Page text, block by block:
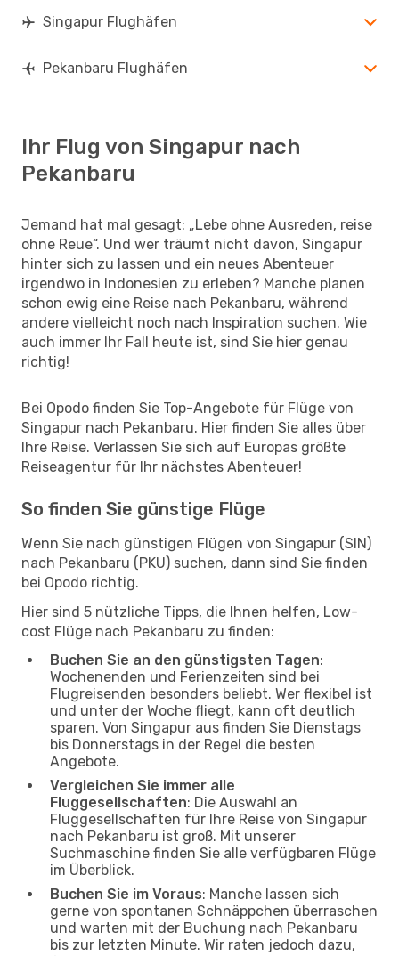
Singapur Flughäfen
Pekanbaru Flughäfen
Ihr Flug von Singapur nach
Pekanbaru
Jemand hat mal gesagt: „Lebe ohne Ausreden, reise
ohne Reue“. Und wer träumt nicht davon, Singapur
hinter sich zu lassen und ein neues Abenteuer
irgendwo in Indonesien zu erleben? Manche planen
schon ewig eine Reise nach Pekanbaru, während
andere vielleicht noch nach Inspiration suchen. Wie
auch immer Ihr Fall heute ist, sind Sie hier genau
richtig!
Bei Opodo finden Sie Top-Angebote für Flüge von
Singapur nach Pekanbaru. Hier finden Sie alles über
Ihre Reise. Verlassen Sie sich auf Europas größte
Reiseagentur für Ihr nächstes Abenteuer!
So finden Sie günstige Flüge
Wenn Sie nach günstigen Flügen von Singapur (SIN)
nach Pekanbaru (PKU) suchen, dann sind Sie finden
bei Opodo richtig.
Hier sind 5 nützliche Tipps, die Ihnen helfen, Low-
cost Flüge nach Pekanbaru zu finden:
Buchen Sie an den günstigsten Tagen:
Wochenenden und Ferienzeiten sind bei
Flugreisenden besonders beliebt. Wer flexibel ist
und unter der Woche fliegt, kann oft deutlich
sparen. Von Singapur aus finden Sie Dienstags
bis Donnerstags in der Regel die besten
Angebote.
Vergleichen Sie immer alle
Fluggesellschaften: Die Auswahl an
Fluggesellschaften für Ihre Reise von Singapur
nach Pekanbaru ist groß. Mit unserer
Suchmaschine finden Sie alle verfügbaren Flüge
im Überblick.
Buchen Sie im Voraus: Manche lassen sich
gerne von spontanen Schnäppchen überraschen
und warten mit der Buchung nach Pekanbaru
bis zur letzten Minute. Wir raten jedoch dazu,